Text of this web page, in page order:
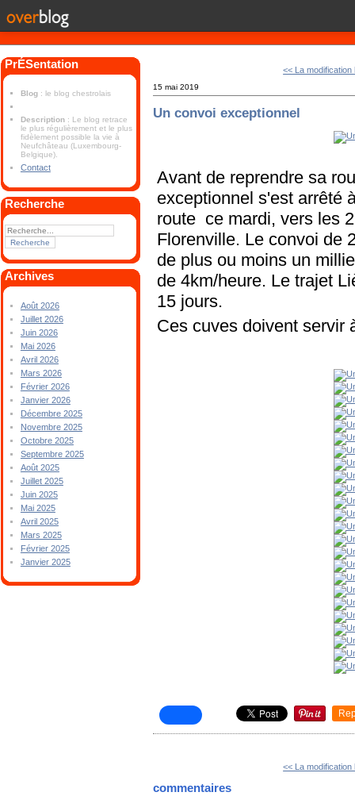
PrÉSentation
Blog : le blog chestrolais
Description : Le blog retrace
le plus régulièrement et le plus
fidèlement possible la vie à
Neufchâteau (Luxembourg-
Belgique).
Contact
Recherche
Archives
Août 2026
Juillet 2026
Juin 2026
Mai 2026
Avril 2026
Mars 2026
Février 2026
Janvier 2026
Décembre 2025
Novembre 2025
Octobre 2025
Septembre 2025
Août 2025
Juillet 2025
Juin 2025
Mai 2025
Avril 2025
Mars 2025
Février 2025
Janvier 2025
<< La modification
15 mai 2019
Un convoi exceptionnel
Avant de reprendre sa
exceptionnel s'est arrêté
route ce mardi, vers les
Florenville. Le convoi de
de plus ou moins un
de 4km/heure. Le trajet
15 jours.
Ces cuves doivent servir
<< La modification
commentaires